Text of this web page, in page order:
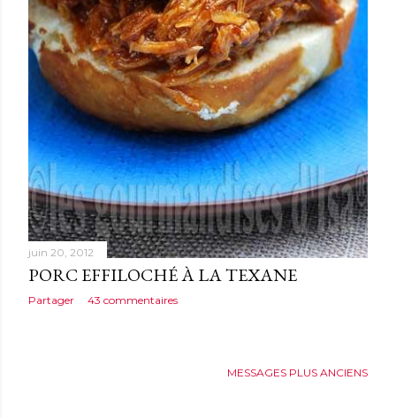
juin 20, 2012
PORC EFFILOCHÉ À LA TEXANE
Partager 43 commentaires
MESSAGES PLUS ANCIENS